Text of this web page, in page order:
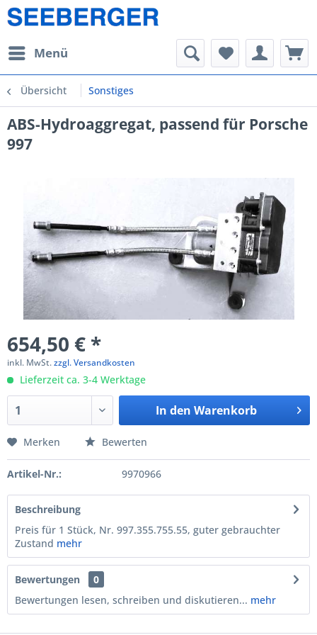
Menü
Übersicht Sonstiges
ABS-Hydroaggregat, passend für Porsche
997
654,50 € *
inkl. MwSt.zzgl. Versandkosten
Lieferzeit ca. 3-4 Werktage
In den Warenkorb
Merken Bewerten
Artikel-Nr.: 9970966
Beschreibung
Preis für 1 Stück, Nr. 997.355.755.55, guter gebrauchter
Zustand mehr
Bewertungen
0
Bewertungen lesen, schreiben und diskutieren... mehr